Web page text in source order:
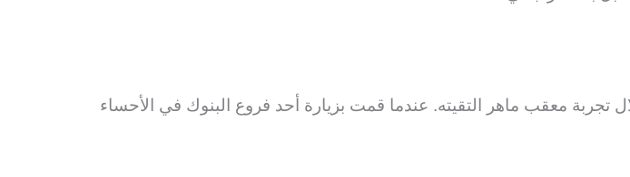
تجربة معقب ماهر التقيته. عندما قمت بزيارة أحد فروع البنوك في الأحساء